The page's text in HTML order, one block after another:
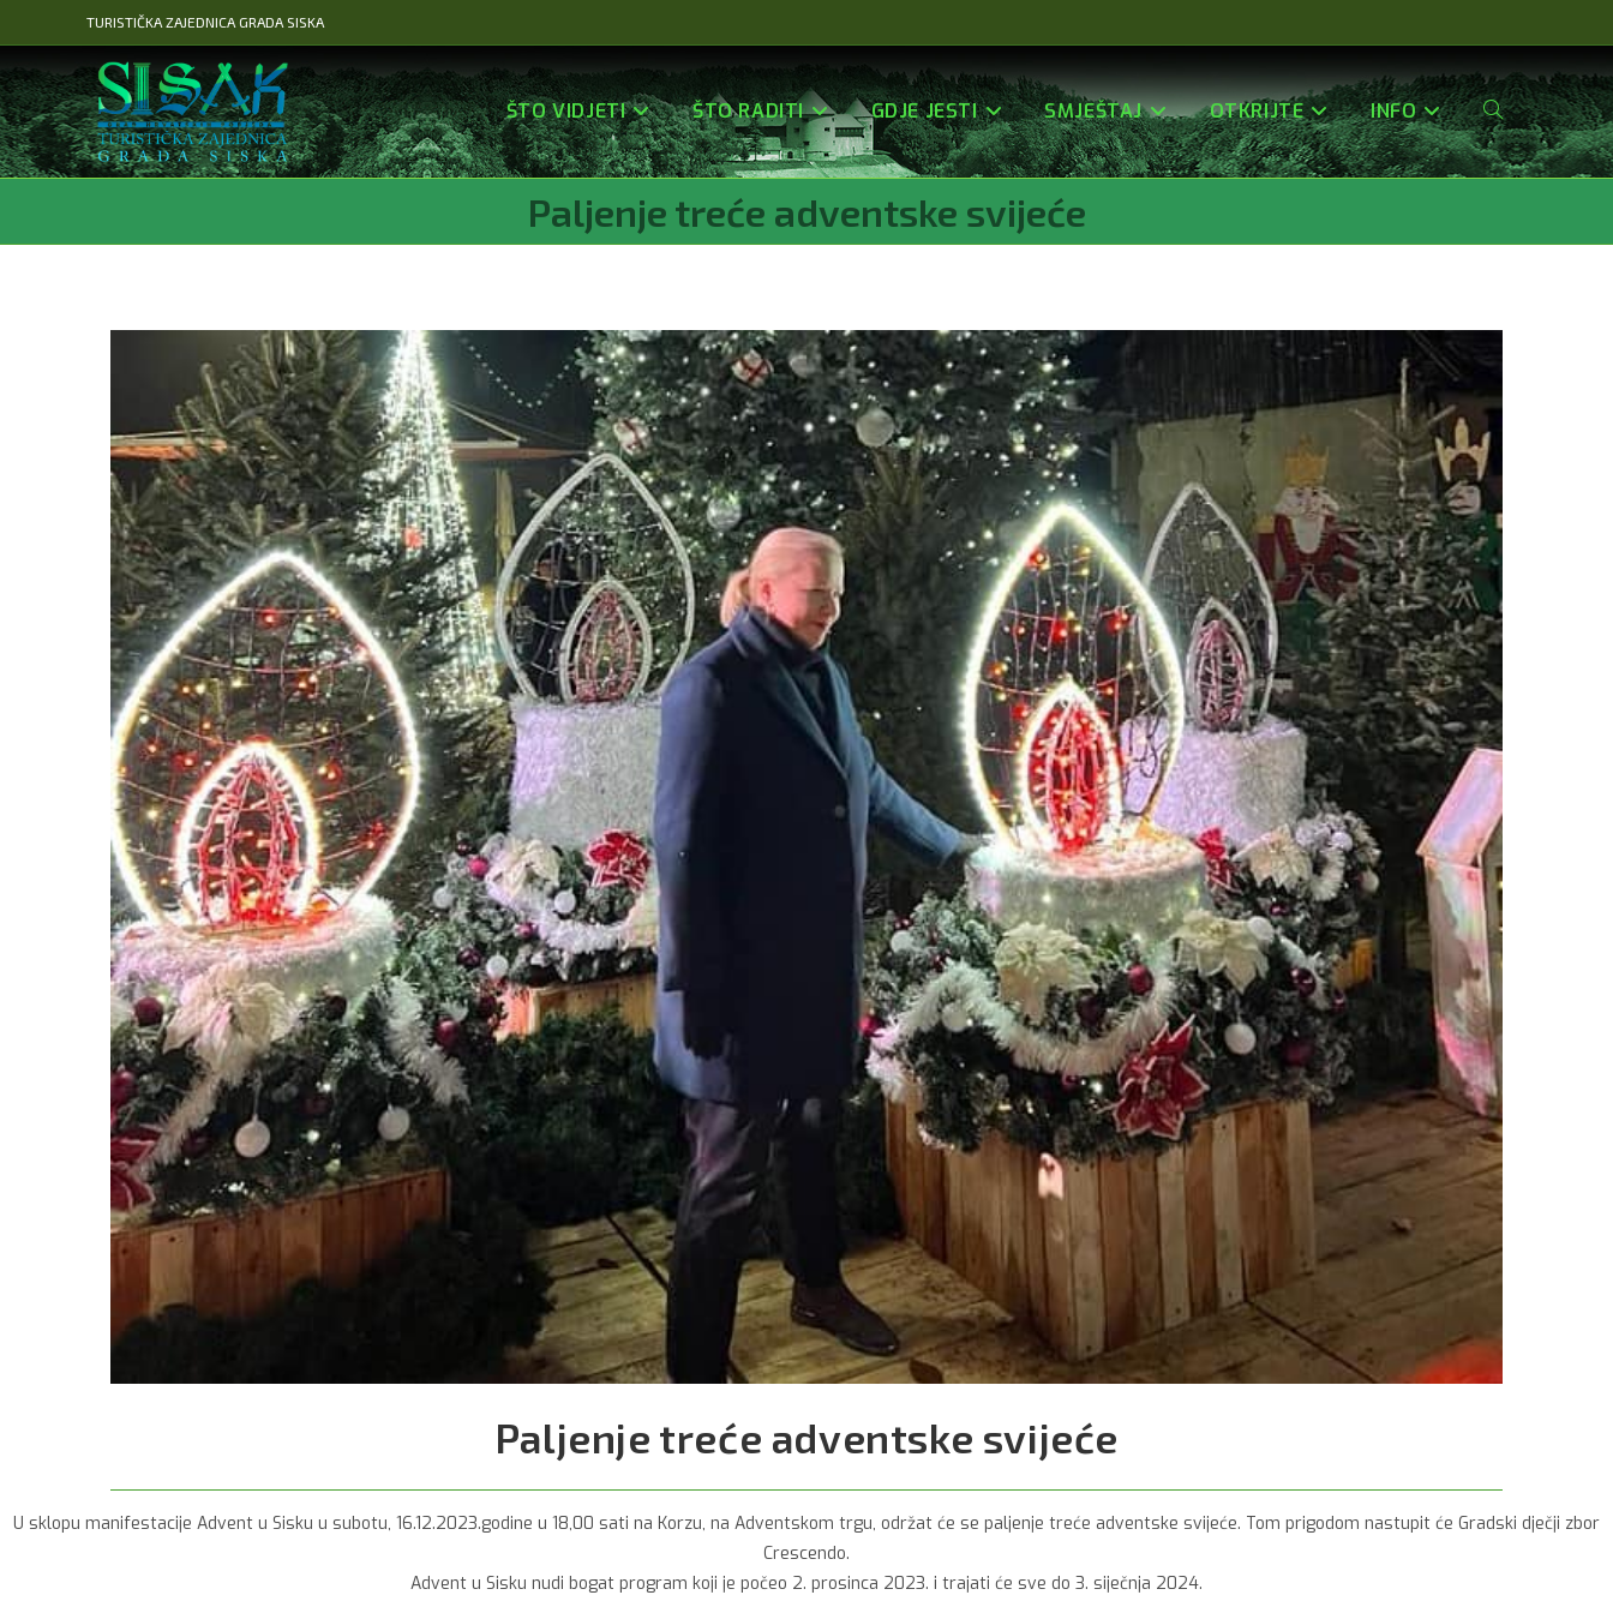
na
sadržaj
TURISTIČKA ZAJEDNICA GRADA SISKA
ŠTO VIDJETI ŠTO RADITI GDJE JESTI SMJEŠTAJ OTKRIJTE INFO Uključi/isključi
Stranice
Paljenje treće adventske svijeće
Paljenje treće adventske svijeće
U sklopu manifestacije Advent u Sisku u subotu, 16.12.2023.godine u 18,00 sati na Korzu, na Adventskom trgu, održat će se paljenje treće adventske svijeće. Tom prigodom nastupit će Gradski dječji zbor
Crescendo.
Advent u Sisku nudi bogat program koji je počeo 2. prosinca 2023. i trajati će sve do 3. siječnja 2024.